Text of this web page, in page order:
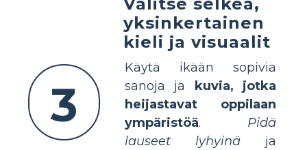
3
Valitse selkeä,
yksinkertainen
kieli ja visuaalit
Käytä ikään sopivia
sanoja ja kuvia, jotka
heijastavat oppilaan
ympäristöä. Pidä
lauseet lyhyinä ja